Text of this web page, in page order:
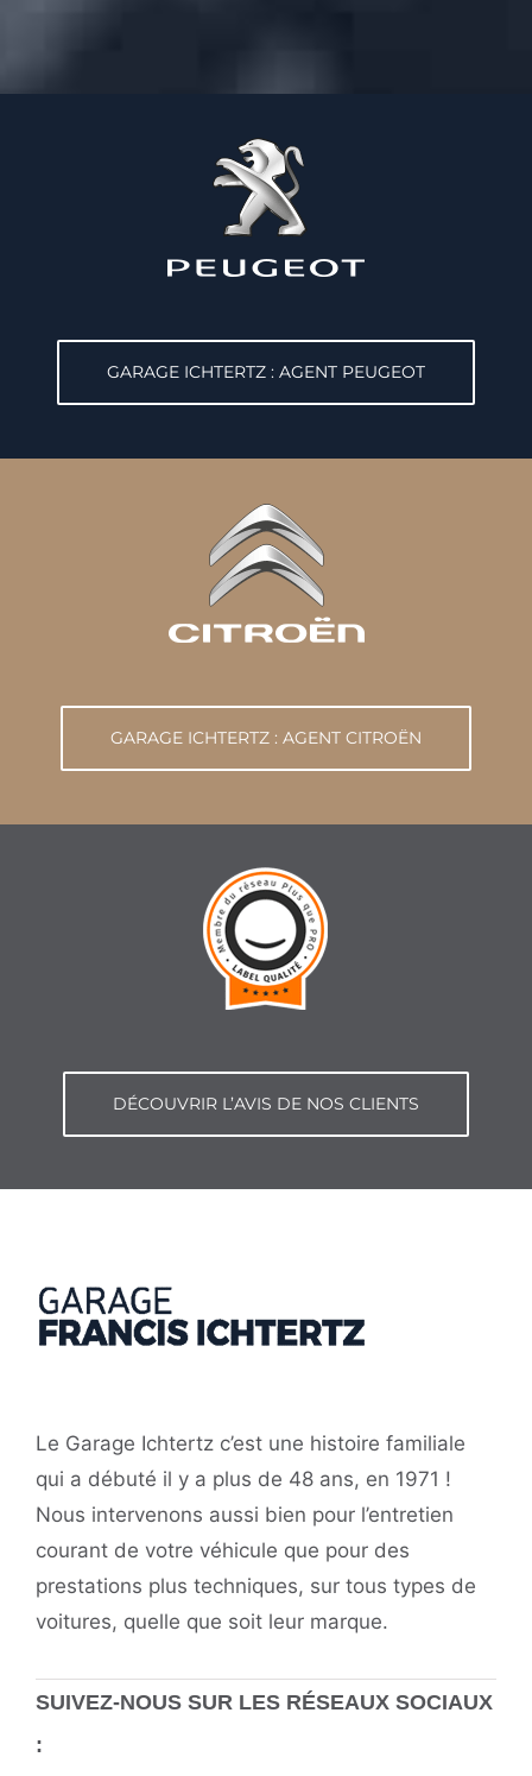
GARAGE ICHTERTZ : AGENT PEUGEOT
GARAGE ICHTERTZ : AGENT CITROËN
DÉCOUVRIR L’AVIS DE NOS CLIENTS
Le Garage Ichtertz c’est une histoire familiale
qui a débuté il y a plus de 48 ans, en 1971 !
Nous intervenons aussi bien pour l’entretien
courant de votre véhicule que pour des
prestations plus techniques, sur tous types de
voitures, quelle que soit leur marque.
SUIVEZ-NOUS SUR LES RÉSEAUX SOCIAUX
: